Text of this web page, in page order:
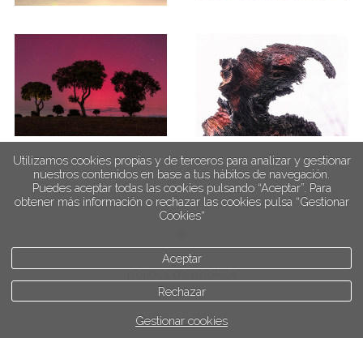
Utilizamos cookies propias y de terceros para analizar y gestionar
nuestros contenidos en base a tus hábitos de navegación.
Puedes aceptar todas las cookies pulsando “Aceptar”. Para
obtener más información o rechazar las cookies pulsa “Gestionar
Cookies“
Aceptar
Rechazar
Gestionar cookies